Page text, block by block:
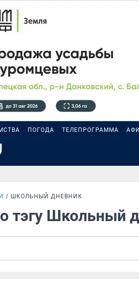
ПОГОДА ТЕЛЕПРОГРАММА
ШКОЛЬНЫЙ ДНЕВНИК
тэгу Школьный